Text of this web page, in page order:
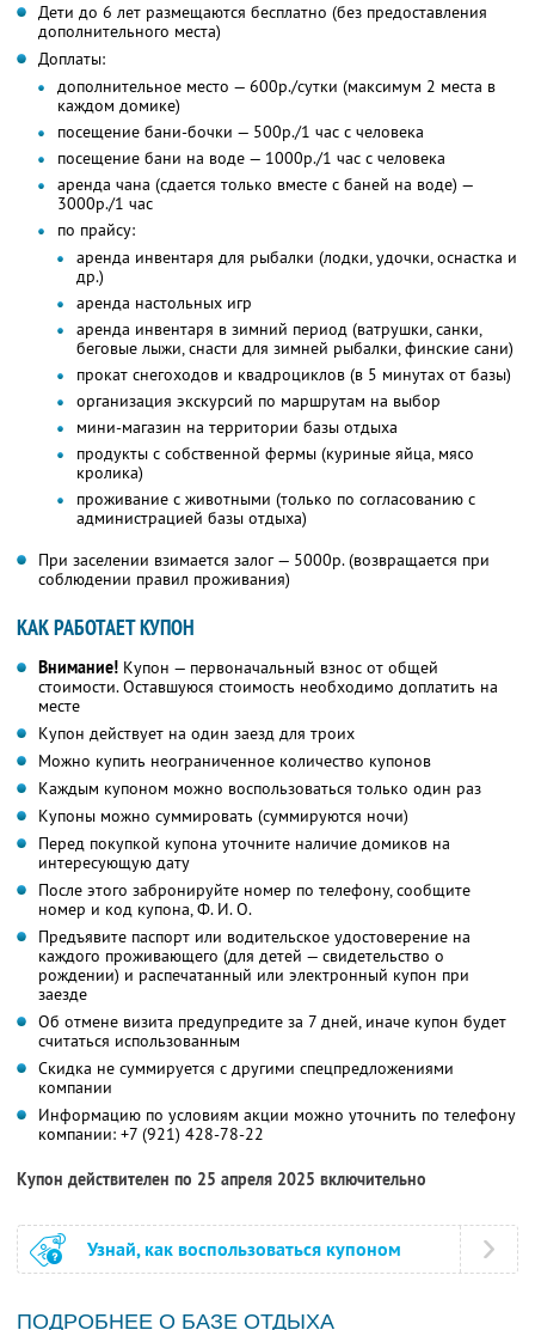
Дети до 6 лет размещаются бесплатно (без предоставления
дополнительного места)
Доплаты:
дополнительное место — 600р./сутки (максимум 2 места в
каждом домике)
посещение бани-бочки — 500р./1 час с человека
посещение бани на воде — 1000р./1 час с человека
аренда чана (сдается только вместе с баней на воде) —
3000р./1 час
по прайсу:
аренда инвентаря для рыбалки (лодки, удочки, оснастка и
др.)
аренда настольных игр
аренда инвентаря в зимний период (ватрушки, санки,
беговые лыжи, снасти для зимней рыбалки, финские сани)
прокат снегоходов и квадроциклов (в 5 минутах от базы)
организация экскурсий по маршрутам на выбор
мини-магазин на территории базы отдыха
продукты с собственной фермы (куриные яйца, мясо
кролика)
проживание с животными (только по согласованию с
администрацией базы отдыха)
При заселении взимается залог — 5000р. (возвращается при
соблюдении правил проживания)
КАК РАБОТАЕТ КУПОН
Внимание! Купон — первоначальный взнос от общей
стоимости. Оставшуюся стоимость необходимо доплатить на
месте
Купон действует на один заезд для троих
Можно купить неограниченное количество купонов
Каждым купоном можно воспользоваться только один раз
Купоны можно суммировать (суммируются ночи)
Перед покупкой купона уточните наличие домиков на
интересующую дату
После этого забронируйте номер по телефону, сообщите
номер и код купона,Ф. И. О.
Предъявите паспорт или водительское удостоверение на
каждого проживающего (для детей — свидетельство о
рождении) и распечатанный или электронный купон при
заезде
Об отмене визита предупредите за 7 дней, иначе купон будет
считаться использованным
Скидка не суммируется с другими спецпредложениями
компании
Информацию по условиям акции можно уточнить по телефону
компании: +7 (921) 428-78-22
Купон действителен по 25 апреля 2025 включительно
Узнай, как воспользоваться купоном
ПОДРОБНЕЕ О БАЗЕ ОТДЫХА